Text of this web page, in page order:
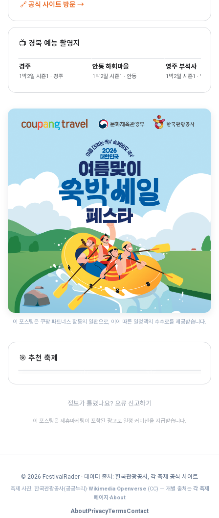
🔗 공식 사이트 방문 →
📺 경북 예능 촬영지
경주
1박2일 시즌1 · 경주
안동 하회마을
1박2일 시즌1 · 안동
영주 부석사
1박2일 시즌1 · 영주
이 포스팅은 쿠팡 파트너스 활동의 일환으로, 이에 따른 일정액의 수수료를 제공받습니다.
🎯 추천 축제
영야행"
경북 · 7.31~8.9 · 전통문화
정보가 틀렸나요? 오류 신고하기
이 포스팅은 제휴마케팅이 포함된 광고로 일정 커미션을 지급받습니다.
© 2026 FestivalRader · 데이터 출처: 한국관광공사, 각 축제 공식 사이트
축제 사진: 한국관광공사(공공누리)·Wikimedia·Openverse(CC) — 개별 출처는 각 축제
페이지·About
AboutPrivacyTermsContact